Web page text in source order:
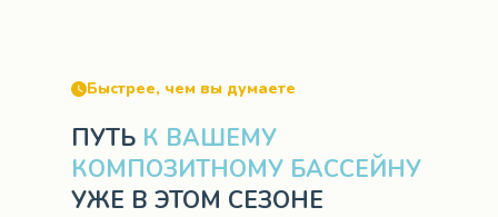
Быстрее, чем вы думаете
ПУТЬ К ВАШЕМУ
КОМПОЗИТНОМУ БАССЕЙНУ
УЖЕ В ЭТОМ СЕЗОНЕ